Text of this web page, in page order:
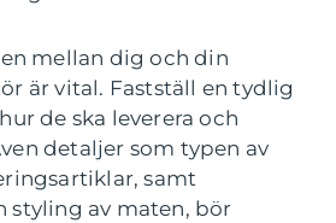
mellan dig och din
är vital. Fastställ en tydlig
de ska leverera och
detaljer som typen av
samt
styling av maten, bör